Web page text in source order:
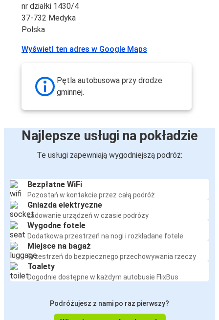
nr działki 1430/4
37-732 Medyka
Polska
Wyświetl ten adres w Google Maps
Pętla autobusowa przy drodze
gminnej.
Najlepsze usługi na pokładzie
Te usługi zapewniają wygodniejszą podróż:
Bezpłatne WiFi
Pozostań w kontakcie przez całą podróż
Gniazda elektryczne
Ładowanie urządzeń w czasie podróży
Wygodne fotele
Dodatkowa przestrzeń na nogi i rozkładane fotele
Miejsce na bagaż
Przestrzeń do bezpiecznego przechowywania rzeczy
Toalety
Dogodnie dostępne w każdym autobusie FlixBus
Podróżujesz z nami po raz pierwszy?